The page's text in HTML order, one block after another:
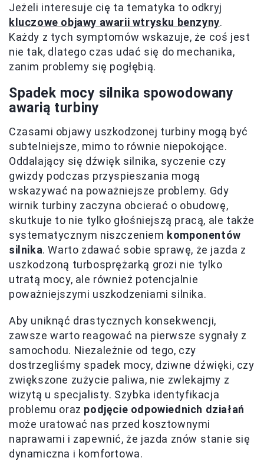
Jeżeli interesuje cię ta tematyka to odkryj
kluczowe objawy awarii wtrysku benzyny.
Każdy z tych symptomów wskazuje, że coś jest
nie tak, dlatego czas udać się do mechanika,
zanim problemy się pogłębią.
Spadek mocy silnika spowodowany
awarią turbiny
Czasami objawy uszkodzonej turbiny mogą być
subtelniejsze, mimo to równie niepokojące.
Oddalający się dźwięk silnika, syczenie czy
gwizdy podczas przyspieszania mogą
wskazywać na poważniejsze problemy. Gdy
wirnik turbiny zaczyna obcierać o obudowę,
skutkuje to nie tylko głośniejszą pracą, ale także
systematycznym niszczeniem komponentów
silnika. Warto zdawać sobie sprawę, że jazda z
uszkodzoną turbosprężarką grozi nie tylko
utratą mocy, ale również potencjalnie
poważniejszymi uszkodzeniami silnika.
Aby uniknąć drastycznych konsekwencji,
zawsze warto reagować na pierwsze sygnały z
samochodu. Niezależnie od tego, czy
dostrzegliśmy spadek mocy, dziwne dźwięki, czy
zwiększone zużycie paliwa, nie zwlekajmy z
wizytą u specjalisty. Szybka identyfikacja
problemu oraz podjęcie odpowiednich działań
może uratować nas przed kosztownymi
naprawami i zapewnić, że jazda znów stanie się
dynamiczna i komfortowa.